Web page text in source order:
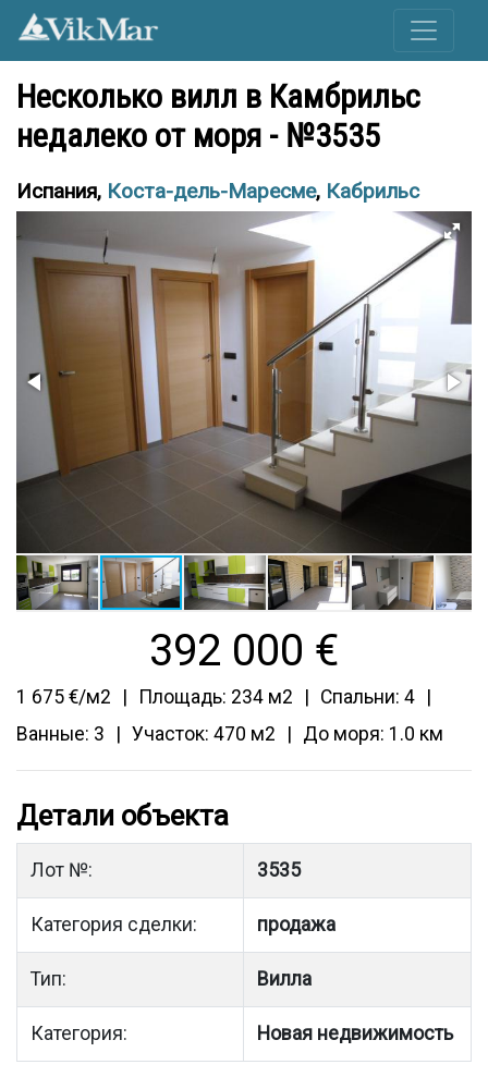
Несколько вилл в Камбрильс
недалеко от моря - №3535
Испания, Коста-дель-Маресме, Кабрильс
392 000 €
1 675 €/м2 Площадь: 234 м2
Спальни: 4
Ванные: 3
Участок: 470 м2 До моря: 1.0 км
Детали объекта
Лот №: 3535
Категория сделки: продажа
Тип: Вилла
Категория: Новая недвижимость